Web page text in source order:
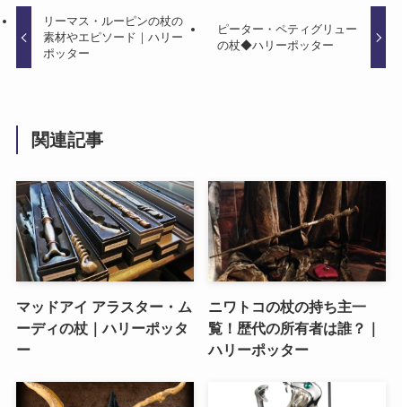
リーマス・ルーピンの杖の
素材やエピソード｜ハリー
ポッター
ピーター・ペティグリュー
の杖◆ハリーポッター
関連記事
マッドアイ アラスター・ム
ーディの杖｜ハリーポッタ
ー
ニワトコの杖の持ち主一
覧！歴代の所有者は誰？｜
ハリーポッター